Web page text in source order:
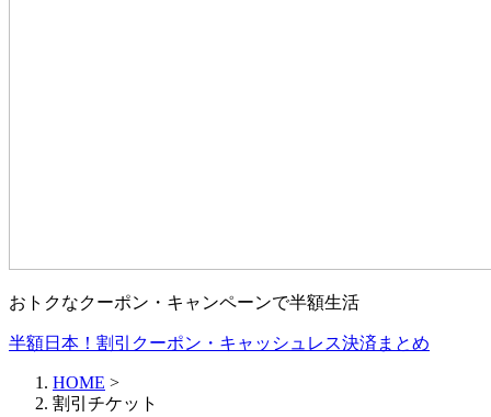
おトクなクーポン・キャンペーンで半額生活
半額日本！割引クーポン・キャッシュレス決済まとめ
HOME >
割引チケット